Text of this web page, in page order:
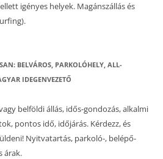
igényes helyek. Magánszállás és
BELVÁROS, PARKOLÓHELY, ALL-
IDEGENVEZETŐ
belföldi állás, idős-gondozás, alkalmi
pontos idő, időjárás. Kérdezz, és
Nyitvatartás, parkoló-, belépő-
árak.